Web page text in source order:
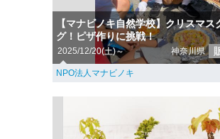
【マナビノキ自然学校】クリスマス
グ！ピザ作りに挑戦！
2025/12/20(土)～ 神奈川県
NPO法人マナビノキ